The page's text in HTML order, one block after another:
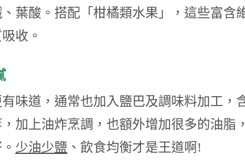
葉酸。搭配「柑橘類水果」，這些富含
收。
味道，通常也加入鹽巴及調味料加工，
加上油炸烹調，也額外增加很多的油脂
少油少鹽 、飲食均衡才是王道啊!